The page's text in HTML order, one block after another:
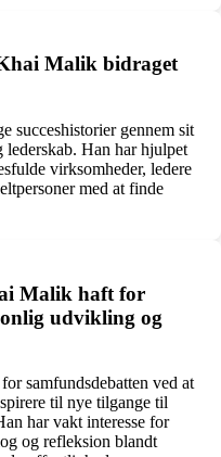
Malik bidraget
succeshistorier gennem sit
Han har hjulpet
virksomheder, ledere
med at finde
Malik haft for
udvikling og
samfundsdebatten ved at
til nye tilgange til
har vakt interesse for
og refleksion blandt